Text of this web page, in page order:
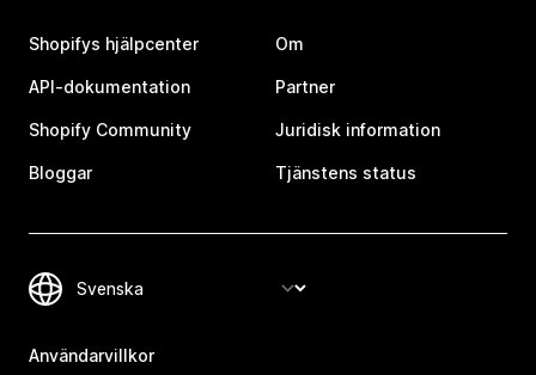
Shopifys hjälpcenter
API-dokumentation
Shopify Community
Bloggar
Om
Partner
Juridisk information
Tjänstens status
Användarvillkor